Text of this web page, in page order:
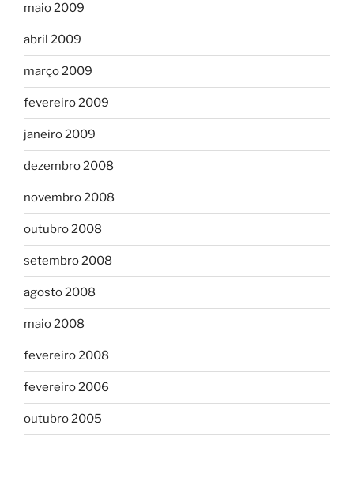
maio 2009
abril 2009
março 2009
fevereiro 2009
janeiro 2009
dezembro 2008
novembro 2008
outubro 2008
setembro 2008
agosto 2008
maio 2008
fevereiro 2008
fevereiro 2006
outubro 2005